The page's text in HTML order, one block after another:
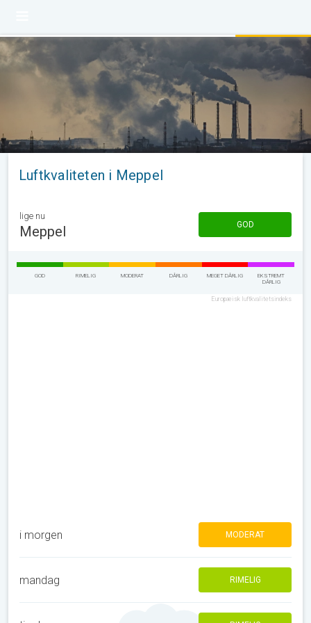
Luftkvaliteten i Meppel
lige nu
Meppel GOD
GOD RIMELIG MODERAT DÅRLIG MEGET DÅRLIG
EKSTREMT
DÅRLIG
Europæisk luftkvalitetsindeks
i morgen MODERAT
mandag RIMELIG